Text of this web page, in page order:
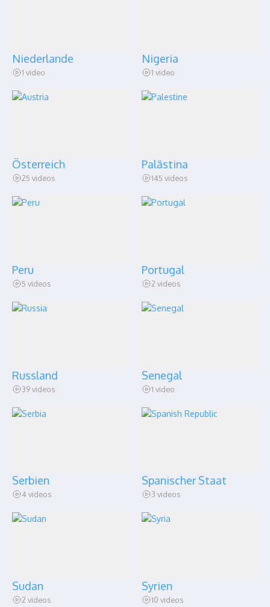
Niederlande
1 video
Nigeria
1 video
Österreich
25 videos
Palästina
145 videos
Peru
5 videos
Portugal
2 videos
Russland
39 videos
Senegal
1 video
Serbien
4 videos
Spanischer Staat
3 videos
Sudan
2 videos
Syrien
10 videos